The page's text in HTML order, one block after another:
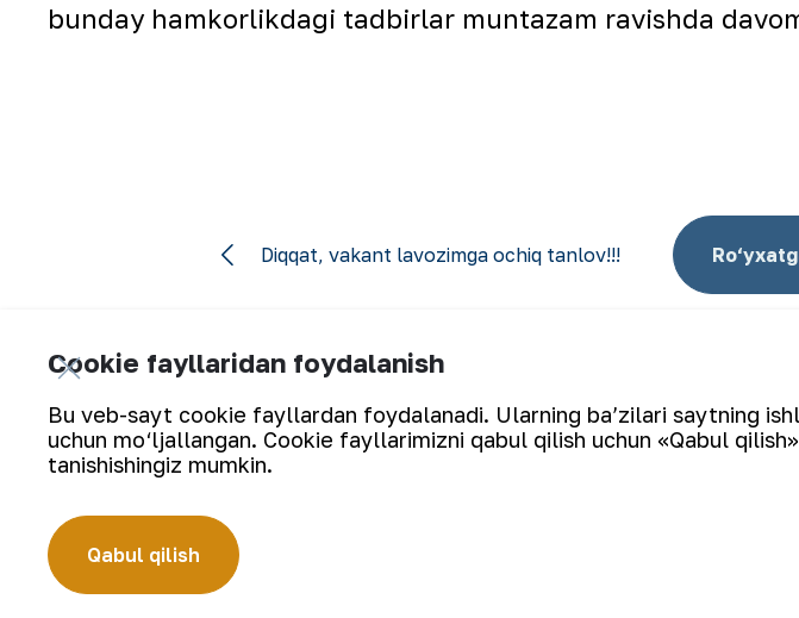
bunday hamkorlikdagi tadbirlar muntazam ravishda
Diqqat, vakant lavozimga ochiq tanlov!!!
Yangilanishlarga obuna bo‘ling: Elektron pochta
Cookie fayllaridan foydalanish
Bu veb-sayt cookie fayllardan foydalanadi. Ularning ba’zilari saytning
uchun mo‘ljallangan. Cookie fayllarimizni qabul qilish uchun «Qabul
tanishishingiz mumkin.
Qabul qilish